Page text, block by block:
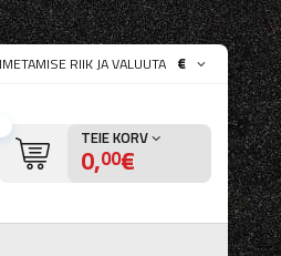
RIIK JA VALUUTA €
TEIE KORV
0,00€